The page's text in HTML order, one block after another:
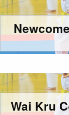
Wai Kru